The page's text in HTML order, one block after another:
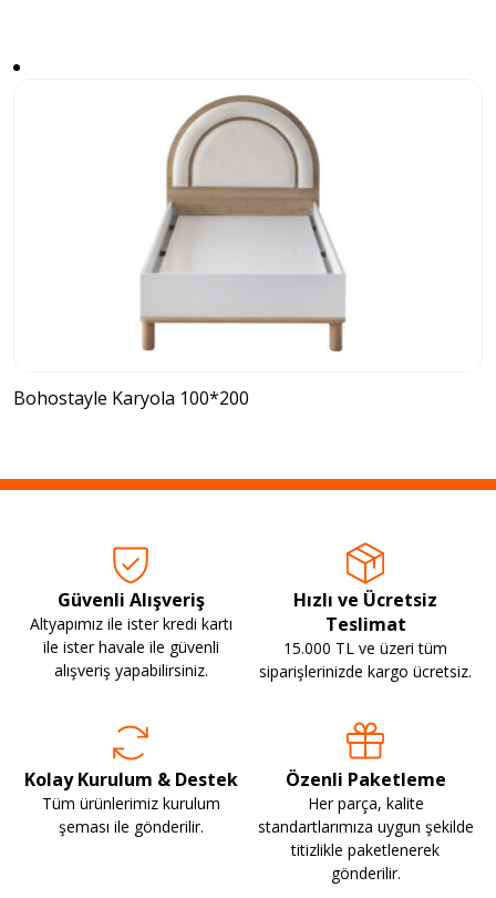
Bohostayle Karyola 100*200
Güvenli Alışveriş
Altyapımız ile ister kredi kartı
ile ister havale ile güvenli
alışveriş yapabilirsiniz.
Hızlı ve Ücretsiz
Teslimat
15.000 TL ve üzeri tüm
siparişlerinizde kargo ücretsiz.
Kolay Kurulum & Destek
Tüm ürünlerimiz kurulum
şeması ile gönderilir.
Özenli Paketleme
Her parça, kalite
standartlarımıza uygun şekilde
titizlikle paketlenerek
gönderilir.